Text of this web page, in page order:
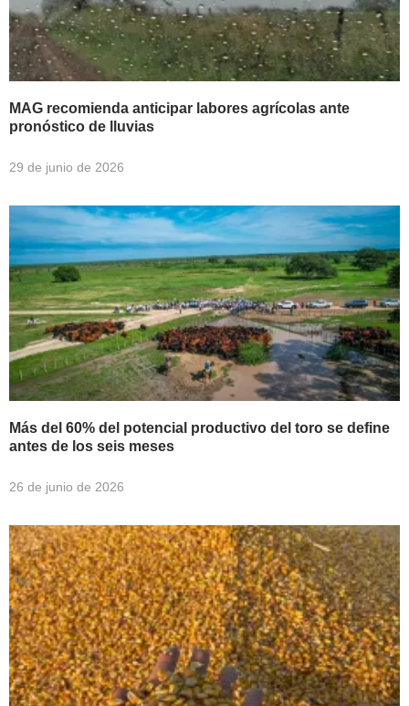
MAG recomienda anticipar labores agrícolas ante
pronóstico de lluvias
29 de junio de 2026
Más del 60% del potencial productivo del toro se define
antes de los seis meses
26 de junio de 2026